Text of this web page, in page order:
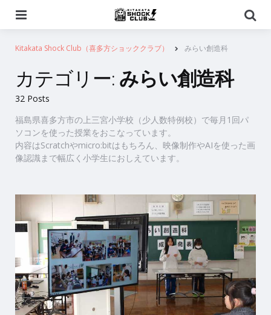
Kitakata Shock Club（喜多方ショッククラブ） みらい創造科
32 Posts
カテゴリー: みらい創造科
福島県喜多方市の上三宮小学校（少人数特例校）で毎月1回パ
ソコンを使った授業をおこなっています。
内容はScratchやmicro:bitはもちろん、映像制作やAIを使った画
像認識まで幅広く小学生におしえています。